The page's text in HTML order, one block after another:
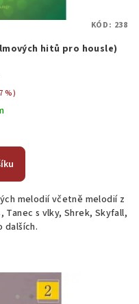
hitů pro housle)
%)
melodií včetně melodií z
Tanec s vlky, Shrek, Skyfall,
dalších.
KÓD: 238